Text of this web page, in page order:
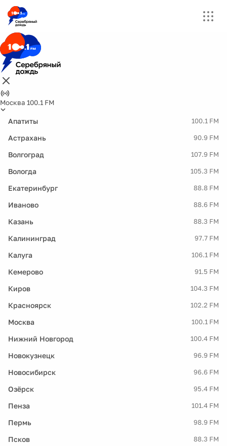
Москва 100.1 FM
Апатиты 100.1 FM
Астрахань 90.9 FM
Волгоград 107.9 FM
Вологда 105.3 FM
Екатеринбург 88.8 FM
Иваново 88.6 FM
Казань 88.3 FM
Калининград 97.7 FM
Калуга 106.1 FM
Кемерово 91.5 FM
Киров 104.3 FM
Красноярск 102.2 FM
Москва 100.1 FM
Нижний Новгород 100.4 FM
Новокузнецк 96.9 FM
Новосибирск 96.6 FM
Озёрск 95.4 FM
Пенза 101.4 FM
Пермь 98.9 FM
Псков 88.3 FM